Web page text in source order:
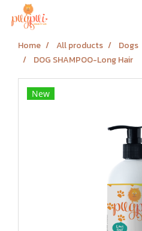
Home All products
Dogs
DOG SHAMPOO-Long Hair
New